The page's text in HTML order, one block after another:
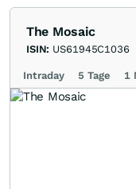
The Mosaic
ISIN: US61945C1036
Intraday 5 Tage 1